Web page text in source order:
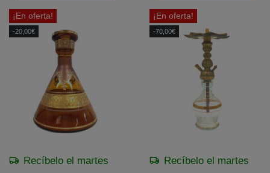
¡En oferta!
-20,00€
Recíbelo el martes
¡En oferta!
-70,00€
Recíbelo el martes